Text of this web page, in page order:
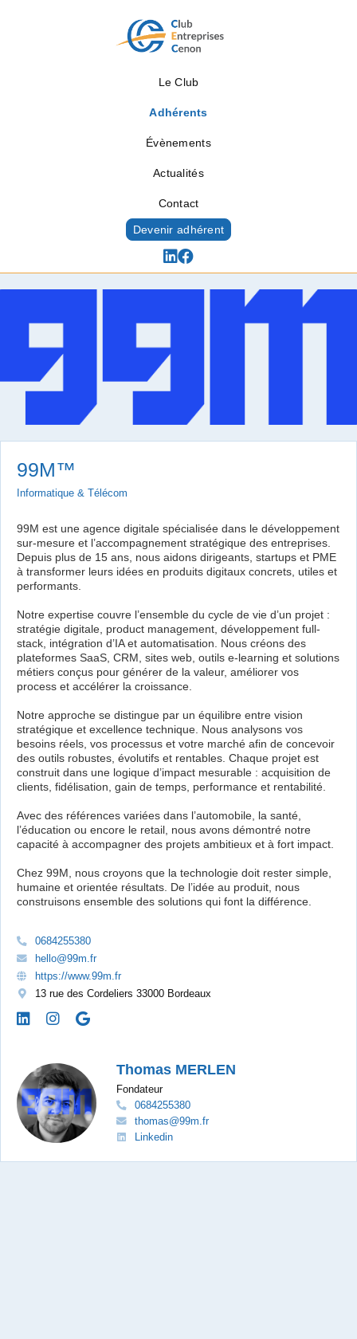
Le Club
Adhérents
Évènements
Actualités
Contact
Devenir adhérent
99M™
Informatique & Télécom
99M est une agence digitale spécialisée dans le développement
sur-mesure et l’accompagnement stratégique des entreprises.
Depuis plus de 15 ans, nous aidons dirigeants, startups et PME
à transformer leurs idées en produits digitaux concrets, utiles et
performants.
Notre expertise couvre l’ensemble du cycle de vie d’un projet :
stratégie digitale, product management, développement full-
stack, intégration d’IA et automatisation. Nous créons des
plateformes SaaS, CRM, sites web, outils e-learning et solutions
métiers conçus pour générer de la valeur, améliorer vos
process et accélérer la croissance.
Notre approche se distingue par un équilibre entre vision
stratégique et excellence technique. Nous analysons vos
besoins réels, vos processus et votre marché afin de concevoir
des outils robustes, évolutifs et rentables. Chaque projet est
construit dans une logique d’impact mesurable : acquisition de
clients, fidélisation, gain de temps, performance et rentabilité.
Avec des références variées dans l’automobile, la santé,
l’éducation ou encore le retail, nous avons démontré notre
capacité à accompagner des projets ambitieux et à fort impact.
Chez 99M, nous croyons que la technologie doit rester simple,
humaine et orientée résultats. De l’idée au produit, nous
construisons ensemble des solutions qui font la différence.
0684255380
hello@99m.fr
https://www.99m.fr
13 rue des Cordeliers 33000 Bordeaux
Thomas MERLEN
Fondateur
0684255380
thomas@99m.fr
Linkedin